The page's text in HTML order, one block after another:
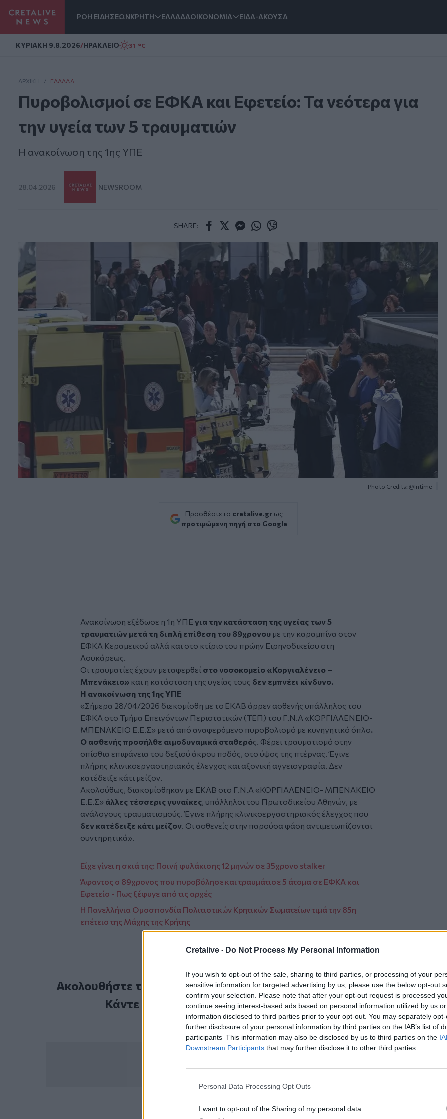
Cretalive - Do Not Process My Personal Information
If you wish to opt-out of the sale, sharing to third parties, or processing of your
sensitive information for targeted advertising by us, please use the below opt-out
confirm your selection. Please note that after your opt-out request is processed
continue seeing interest-based ads based on personal information utilized by us
information disclosed to third parties prior to your opt-out. You may separately
further disclosure of your personal information by third parties on the IAB’s list of
participants. This information may also be disclosed by us to third parties on the
Downstream Participants that may further disclose it to other third parties.
Personal Data Processing Opt Outs
I want to opt-out of the Sharing of my personal data.
ΡΟΗ ΕΙΔΗΣΕΩΝΚΡΗΤΗ ΕΛΛΑΔΑΟΙΚΟΝΟΜΙΑ ΕΙΔΑ-ΑΚΟΥΣΑ
ΚΥΡΙΑΚΗ 9.8.2026/ΗΡΑΚΛΕΙΟ 31 °C
ΑΡΧΙΚΗ / ΕΛΛΆΔΑ
Πυροβολισμοί σε ΕΦΚΑ και Εφετείο: Τα νεότερα για
την υγεία των 5 τραυματιών
Η ανακοίνωση της 1ης ΥΠΕ
28.04.2026 NEWSROOM
SHARE:
Photo Credits: @Intime
Προσθέστε το cretalive.gr ως
προτιμώμενη πηγή στο Google
Ανακοίνωση εξέδωσε η 1η ΥΠΕ για την κατάσταση της υγείας των 5
τραυματιών μετά τη διπλή επίθεση του 89χρονου με την καραμπίνα στον
ΕΦΚΑ Κεραμεικού αλλά και στο κτίριο του πρώην Ειρηνοδικείου στη
Λουκάρεως.
Οι τραυματίες έχουν μεταφερθεί στο νοσοκομείο «Κοργιαλένειο –
Μπενάκειο» και η κατάσταση της υγείας τους δεν εμπνέει κίνδυνο.
Η ανακοίνωση της 1ης ΥΠΕ
«Σήμερα 28/04/2026 διεκομίσθη με το ΕΚΑΒ άρρεν ασθενής υπάλληλος του
ΕΦΚΑ στο Τμήμα Επειγόντων Περιστατικών (ΤΕΠ) του Γ.Ν.Α «ΚΟΡΓΙΑΛΕΝΕΙΟ-
ΜΠΕΝΑΚΕΙΟ Ε.Ε.Σ» μετά από αναφερόμενο πυροβολισμό με κυνηγητικό όπλο.
Ο ασθενής προσήλθε αιμοδυναμικά σταθερός. Φέρει τραυματισμό στην
οπίσθια επιφάνεια του δεξιού άκρου ποδός, στο ύψος της πτέρνας. Έγινε
πλήρης κλινικοεργαστηριακός έλεγχος και αξονική αγγειογραφία. Δεν
κατέδειξε κάτι μείζον.
Ακολούθως, διακομίσθηκαν με ΕΚΑΒ στο Γ.Ν.Α «ΚΟΡΓΙΑΛΕΝΕΙΟ- ΜΠΕΝΑΚΕΙΟ
Ε.Ε.Σ» άλλες τέσσερις γυναίκες, υπάλληλοι του Πρωτοδικείου Αθηνών, με
ανάλογους τραυματισμούς. Έγινε πλήρης κλινικοεργαστηριακός έλεγχος που
δεν κατέδειξε κάτι μείζον. Οι ασθενείς στην παρούσα φάση αντιμετωπίζονται
συντηρητικά».
Είχε γίνει η σκιά της: Ποινή φυλάκισης 12 μηνών σε 35χρονο stalker
Άφαντος ο 89χρονος που πυροβόλησε και τραυμάτισε 5 άτομα σε ΕΦΚΑ και
Εφετείο - Πως ξέφυγε από τις αρχές
Η Πανελλήνια Ομοσπονδία Πολιτιστικών Κρητικών Σωματείων τιμά την 85η
επέτειο της Μάχης της Κρήτης
Ακολουθήστε το Cretalive στοGoogle Newsκαι στο Facebook
Κάντε εγγραφή στο κανάλι μας στοYouTube
ΣΧΕΤΙΚΆ TAGS